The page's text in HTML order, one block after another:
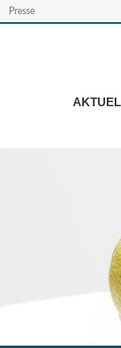
Presse